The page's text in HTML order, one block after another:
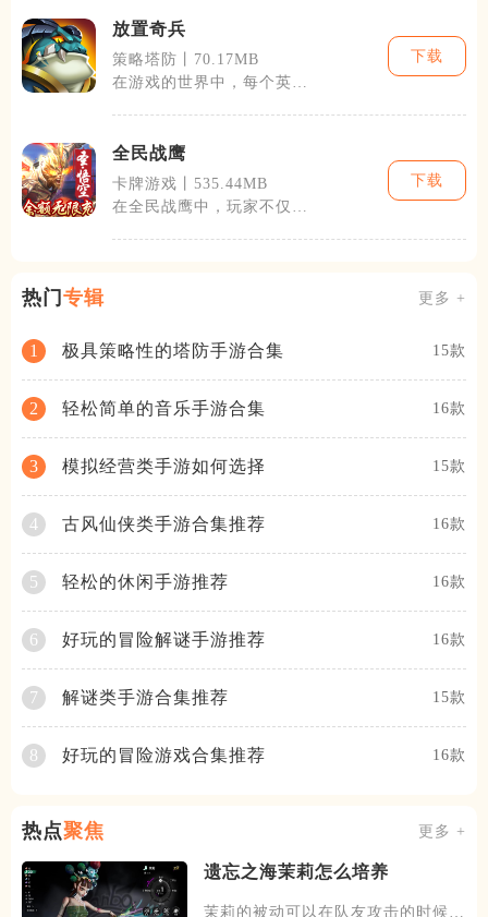
放置奇兵
策略塔防丨70.17MB
在游戏的世界中，每个英雄
下载
全民战鹰
卡牌游戏丨535.44MB
在全民战鹰中，玩家不仅可
下载
热门 专辑 更多 +
1 极具策略性的塔防手游合集 15款
2 轻松简单的音乐手游合集 16款
3 模拟经营类手游如何选择 15款
4 古风仙侠类手游合集推荐 16款
5 轻松的休闲手游推荐 16款
6 好玩的冒险解谜手游推荐 16款
7 解谜类手游合集推荐 15款
8 好玩的冒险游戏合集推荐 16款
热点聚焦 更多 +
遗忘之海茉莉怎么培养
茉莉的被动可以在队友攻击的时候，